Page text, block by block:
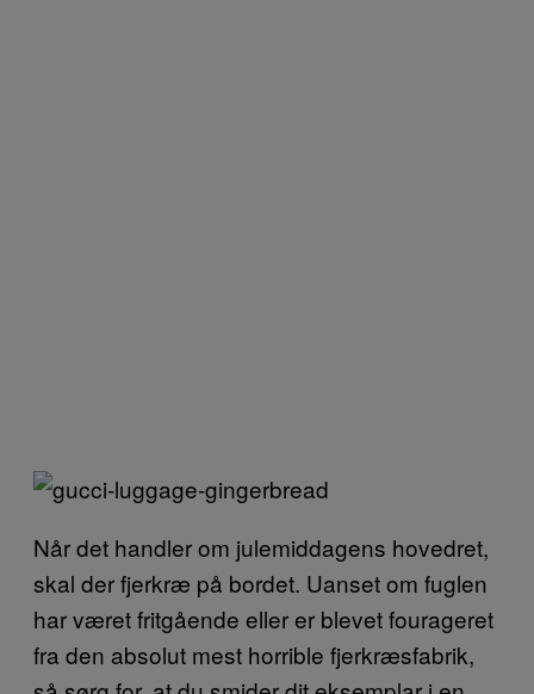
Når det handler om julemiddagens hovedret,
skal der fjerkræ på bordet. Uanset om fuglen
har været fritgående eller er blevet fourageret
fra den absolut mest horrible fjerkræsfabrik,